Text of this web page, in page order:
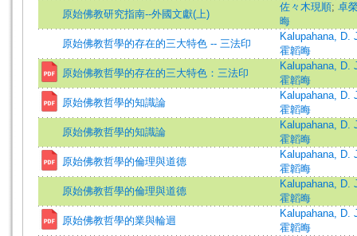
原始佛教研究指南--外國文獻(上)
佐々木現順; 卓
晦
原始佛教哲學的存在的三大特色 -- 三法印
Kalupahana, D.
霍韜晦
原始佛教哲學的存在的三大特色：三法印
Kalupahana, D.
霍韜晦
原始佛教哲學的知識論
Kalupahana, D.
霍韜晦
原始佛教哲學的知識論
Kalupahana, D.
霍韜晦
原始佛教哲學的倫理與道德
Kalupahana, D.
霍韜晦
原始佛教哲學的倫理與道德
Kalupahana, D.
霍韜晦
原始佛教哲學的業與輪迴
Kalupahana, D.
霍韜晦